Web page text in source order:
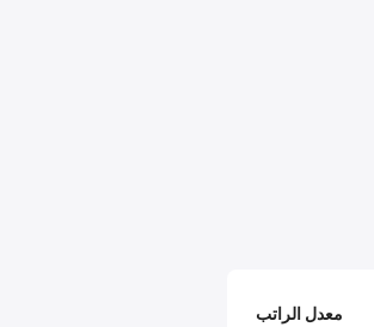
معدل الراتب